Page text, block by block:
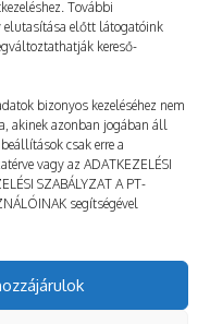
További
elutasítása előtt látogatóink
kereső-
bizonyos kezeléséhez nem
akinek azonban jogában áll
csak erre a
vagy az ADATKEZELÉSI
SZABÁLYZAT A PT-
segítségével
a PT-ben a